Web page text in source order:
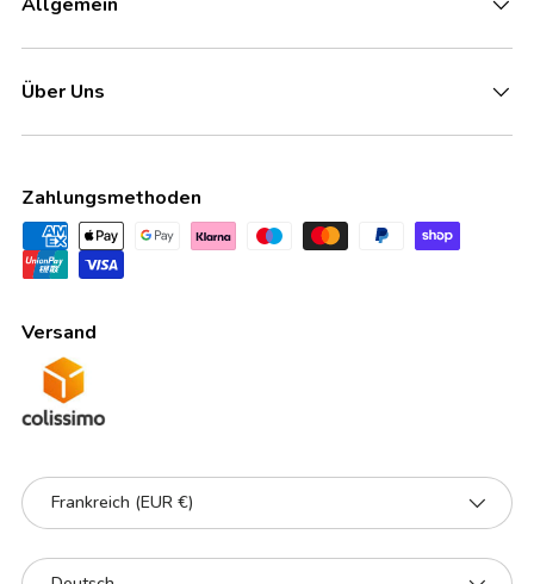
Über Uns
Zahlungsmethoden
Versand
Land/Region
Frankreich (EUR €)
Sprache